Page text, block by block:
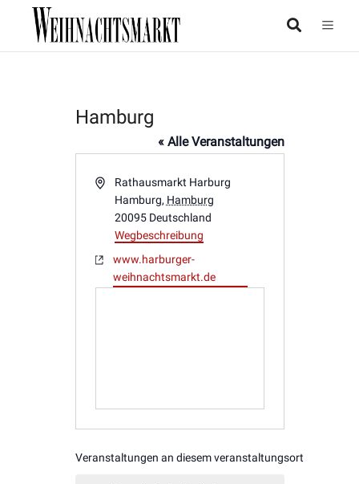
Hamburg
« Alle Veranstaltungen
AdresseRathausmarkt Harburg
Hamburg, Hamburg
20095 Deutschland
Wegbeschreibung
Webseite
www.harburger-
weihnachtsmarkt.de
Veranstaltungen an diesem veranstaltungsort